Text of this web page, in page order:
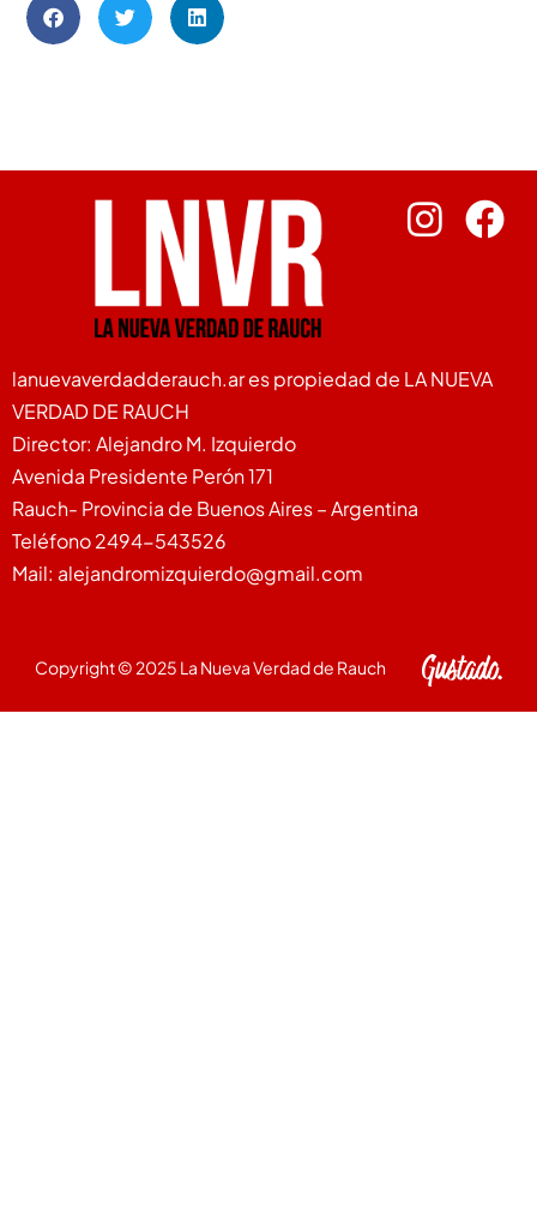
lanuevaverdadderauch.ar es propiedad de LA NUEVA
VERDAD DE RAUCH
Director: Alejandro M. Izquierdo
Avenida Presidente Perón 171
Rauch- Provincia de Buenos Aires – Argentina
Teléfono 2494-543526
Mail: alejandromizquierdo@gmail.com
Copyright © 2025 La Nueva Verdad de Rauch